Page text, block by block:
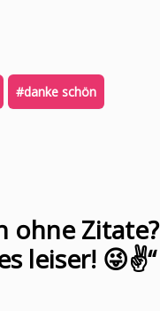
#danke schön
ohne Zitate?
leiser! 😜✌️“